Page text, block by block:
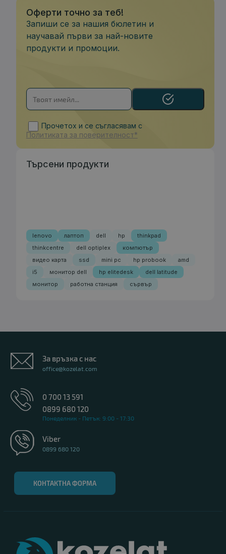
Оферти точно за теб!
Запиши се за нашия бюлетин и
научавай първи за най-новите
продукти и промоции.
Прочетох и се съгласявам с
Политиката за поверителност*
Търсени продукти
lenovo лаптоп dell hp
thinkpad
thinkcentre
dell optiplex
компютър
видео карта
ssd mini pc hp probook
amd
i5
монитор dell hp elitedesk
dell latitude
монитор
работна станция сървър
За връзка с нас
office@kozelat.com
0 700 13 591
0899 680 120
Понеделник - Петък: 9:00 - 17:30
Viber
0899 680 120
КОНТАКТНА ФОРМА